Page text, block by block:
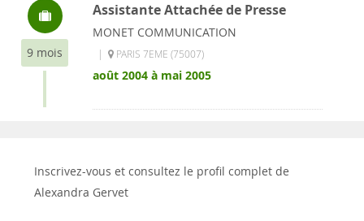
9 mois
Assistante Attachée de Presse
MONET COMMUNICATION
| PARIS 7EME (75007)
août 2004 à mai 2005
Inscrivez-vous et consultez le profil complet de
Alexandra Gervet